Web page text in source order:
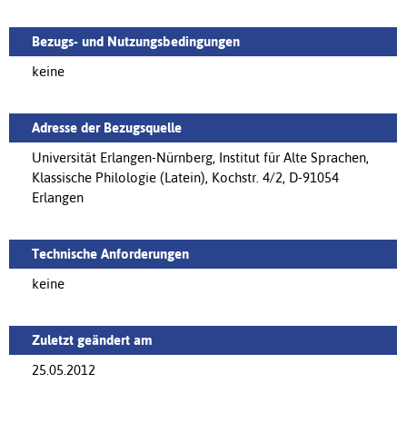
Bezugs- und Nutzungsbedingungen
keine
Adresse der Bezugsquelle
Universität Erlangen-Nürnberg, Institut für Alte Sprachen,
Klassische Philologie (Latein), Kochstr. 4/2, D-91054
Erlangen
Technische Anforderungen
keine
Zuletzt geändert am
25.05.2012